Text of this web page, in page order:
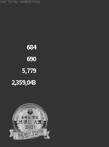
684
690
5,779
2,359,043